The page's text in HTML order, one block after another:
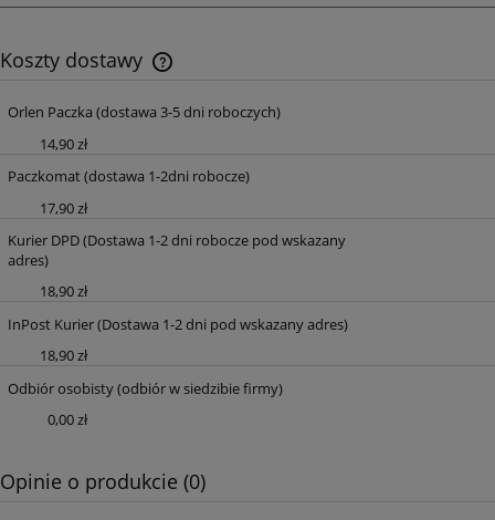
Koszty dostawy
Cena nie zawiera ewentualnych kosztów płatności
Orlen Paczka (dostawa 3-5 dni roboczych)
14,90 zł
Paczkomat(dostawa 1-2dni robocze)
17,90 zł
Kurier DPD(Dostawa 1-2 dni robocze pod wskazany
adres)
18,90 zł
InPost Kurier(Dostawa 1-2 dni pod wskazany adres)
18,90 zł
Odbiór osobisty(odbiór w siedzibie firmy)
0,00 zł
Opinie o produkcie (0)